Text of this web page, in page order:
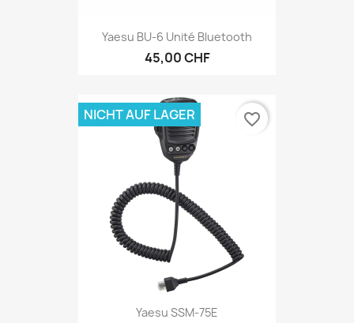
Yaesu BU-6 Unité Bluetooth
45,00 CHF
Yaesu SSM-75E
NICHT AUF LAGER favorite_border